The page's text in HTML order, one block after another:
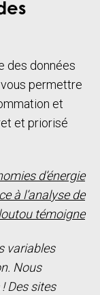
des données
permettre
et
et priorisé
d’énergie
à l’analyse de
témoigne
variables
Nous
Des sites